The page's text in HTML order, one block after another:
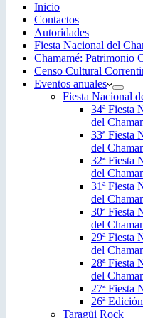
Inicio
Contactos
Autoridades
Fiesta Nacional del
Chamamé: Patrimonio
Censo Cultural
Eventos anuales
Fiesta Nacional
34ª Fiesta
del
33ª Fiesta
del
32ª Fiesta
del
31ª Fiesta
del
30ª Fiesta
del
29ª Fiesta
del
28ª Fiesta
del
27ª Fiesta
26ª
Taragüi Rock